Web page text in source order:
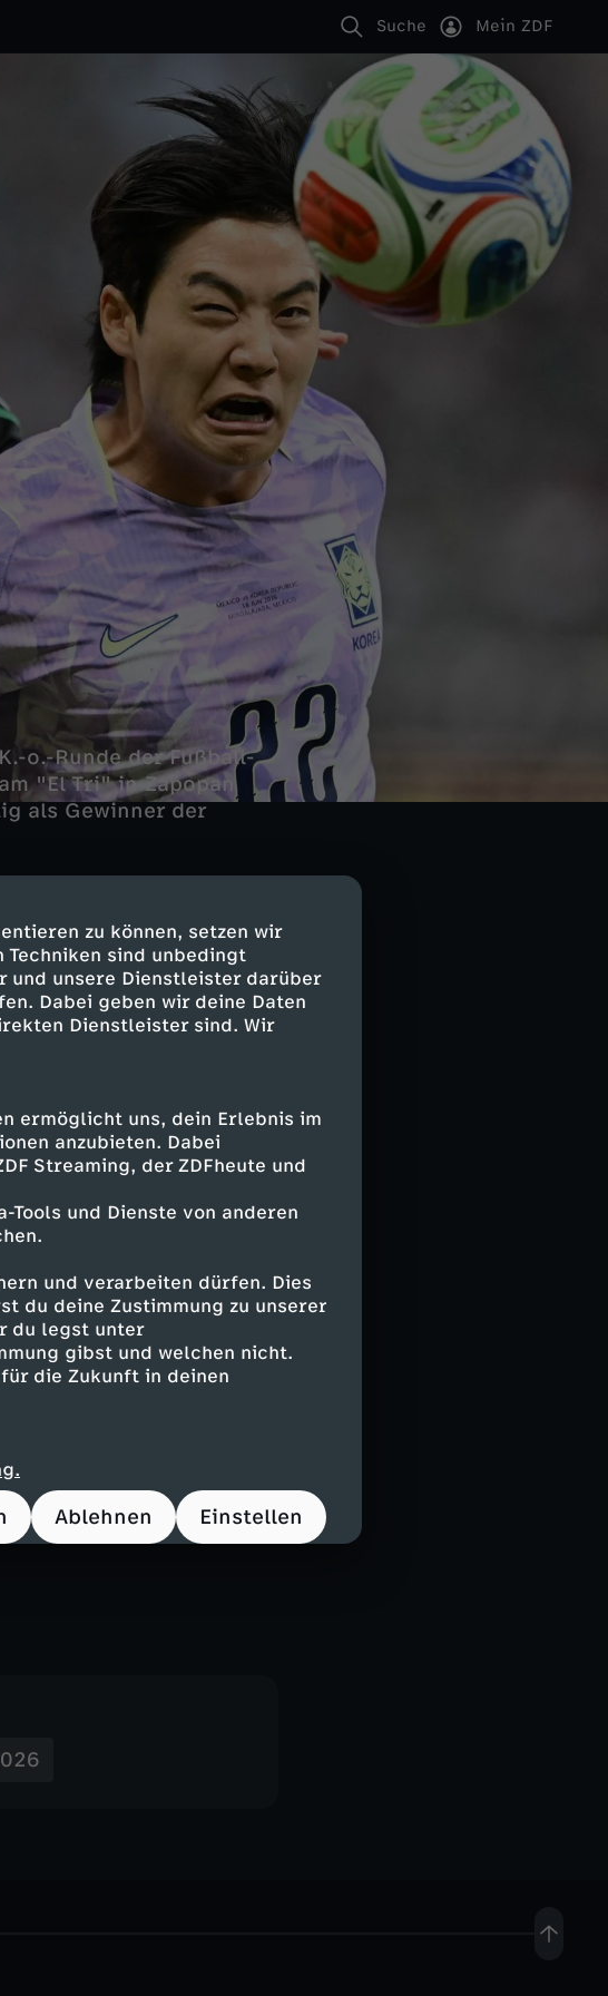
zu können, setzen wir
Techniken sind unbedingt
und unsere Dienstleister darüber
Dabei geben wir deine Daten
Dienstleister sind. Wir
ermöglicht uns, dein Erlebnis im
anzubieten. Dabei
Streaming, der ZDFheute und
Tools und Dienste von anderen
und verarbeiten dürfen. Dies
du deine Zustimmung zu unserer
du legst unter
gibst und welchen nicht.
die Zukunft in deinen
Ablehnen Einstellen
Suche Mein ZDF
o.-Runde der Fußball-
"El Tri" in Zapopan
als Gewinner der
Am Ende musste
Sechzehntelfinale
Mexikaner auch das
dem Fußball-Tempel
Romo (71. Vargas),
Lee Gi-Hyeok - Kim
in, Son Heung-min (57.